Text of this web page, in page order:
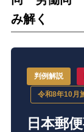
み解く
判例解説
令和8年10月
日本郵